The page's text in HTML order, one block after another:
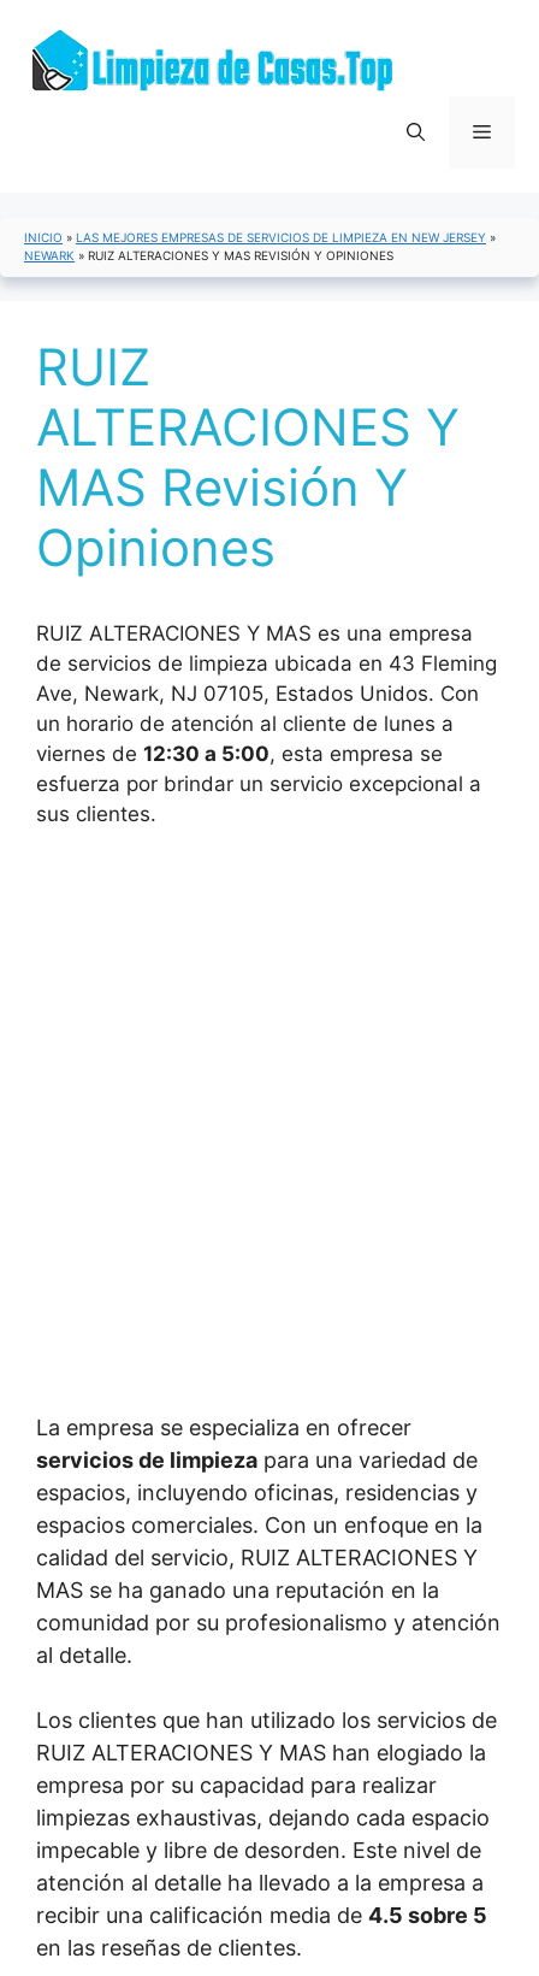
contenido
Menú
INICIO » LAS MEJORES EMPRESAS DE SERVICIOS DE LIMPIEZA EN NEW JERSEY »
NEWARK » RUIZ ALTERACIONES Y MAS REVISIÓN Y OPINIONES
RUIZ
ALTERACIONES Y
MAS Revisión Y
Opiniones
RUIZ ALTERACIONES Y MAS es una empresa
de servicios de limpieza ubicada en 43 Fleming
Ave, Newark, NJ 07105, Estados Unidos. Con
un horario de atención al cliente de lunes a
viernes de 12:30 a 5:00, esta empresa se
esfuerza por brindar un servicio excepcional a
sus clientes.
La empresa se especializa en ofrecer
servicios de limpieza para una variedad de
espacios, incluyendo oficinas, residencias y
espacios comerciales. Con un enfoque en la
calidad del servicio, RUIZ ALTERACIONES Y
MAS se ha ganado una reputación en la
comunidad por su profesionalismo y atención
al detalle.
Los clientes que han utilizado los servicios de
RUIZ ALTERACIONES Y MAS han elogiado la
empresa por su capacidad para realizar
limpiezas exhaustivas, dejando cada espacio
impecable y libre de desorden. Este nivel de
atención al detalle ha llevado a la empresa a
recibir una calificación media de 4.5 sobre 5
en las reseñas de clientes.